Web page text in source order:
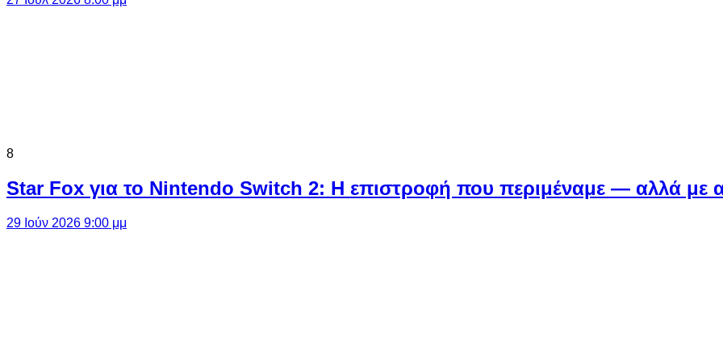
8
Star Fox για το Nintendo Switch 2: Η επιστροφή που περιμέναμε — αλλά με
29 Ιούν 2026 9:00 μμ